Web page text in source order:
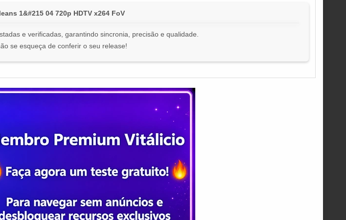
1&#215 04 720p HDTV x264 FoV
e verificadas, garantindo sincronia, precisão e qualidade.
se esqueça de conferir o seu release!